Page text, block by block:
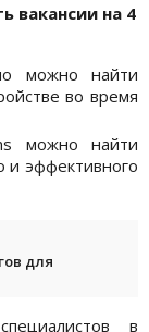
вакансии на 4
можно найти
во время
можно найти
и эффективного
для
в